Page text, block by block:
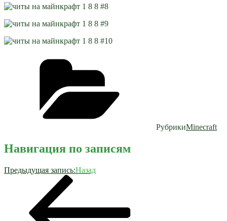
РубрикиMinecraft
Навигация по записям
Предыдущая запись:Назад